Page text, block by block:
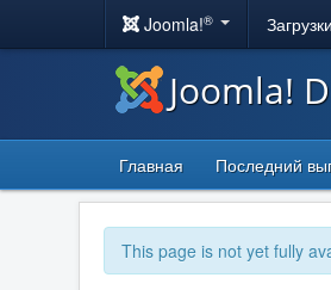
Joomla!®
Joomla!
Главная Последний
This page is not yet fully